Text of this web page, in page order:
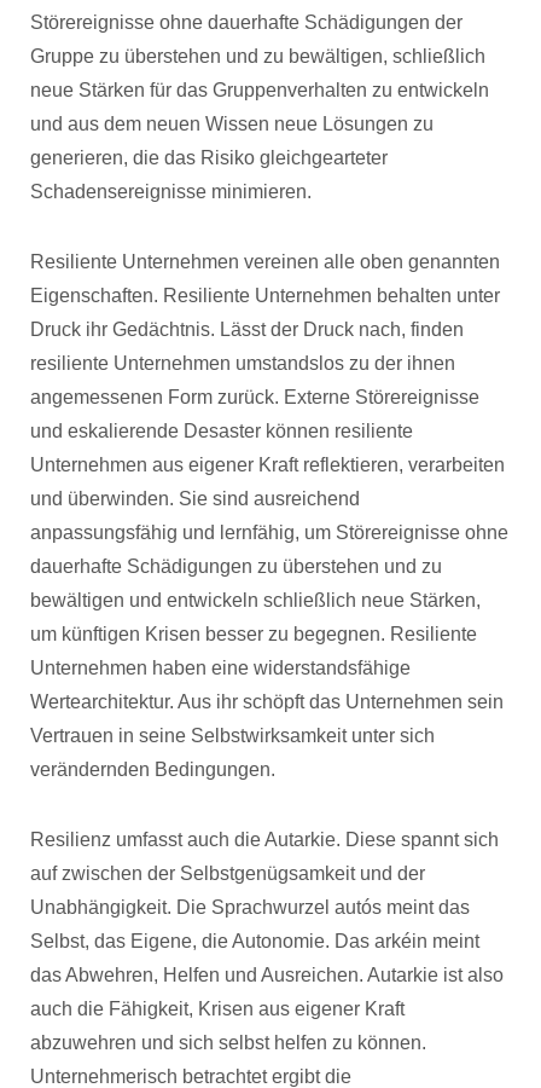
Störereignisse ohne dauerhafte Schädigungen der
Gruppe zu überstehen und zu bewältigen, schließlich
neue Stärken für das Gruppenverhalten zu entwickeln
und aus dem neuen Wissen neue Lösungen zu
generieren, die das Risiko gleichgearteter
Schadensereignisse minimieren.
Resiliente Unternehmen vereinen alle oben genannten
Eigenschaften. Resiliente Unternehmen behalten unter
Druck ihr Gedächtnis. Lässt der Druck nach, finden
resiliente Unternehmen umstandslos zu der ihnen
angemessenen Form zurück. Externe Störereignisse
und eskalierende Desaster können resiliente
Unternehmen aus eigener Kraft reflektieren, verarbeiten
und überwinden. Sie sind ausreichend
anpassungsfähig und lernfähig, um Störereignisse ohne
dauerhafte Schädigungen zu überstehen und zu
bewältigen und entwickeln schließlich neue Stärken,
um künftigen Krisen besser zu begegnen. Resiliente
Unternehmen haben eine widerstandsfähige
Wertearchitektur. Aus ihr schöpft das Unternehmen sein
Vertrauen in seine Selbstwirksamkeit unter sich
verändernden Bedingungen.
Resilienz umfasst auch die Autarkie. Diese spannt sich
auf zwischen der Selbstgenügsamkeit und der
Unabhängigkeit. Die Sprachwurzel autós meint das
Selbst, das Eigene, die Autonomie. Das arkéin meint
das Abwehren, Helfen und Ausreichen. Autarkie ist also
auch die Fähigkeit, Krisen aus eigener Kraft
abzuwehren und sich selbst helfen zu können.
Unternehmerisch betrachtet ergibt die